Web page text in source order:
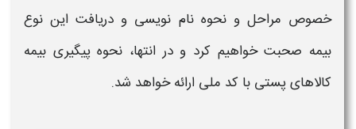
خصوص مراحل و نحوه نام نویسی و دریافت این نوع
بیمه صحبت خواهیم کرد و در انتها، نحوهپیگیری بیمه
کالاهای پستی با کد ملی ارائه خواهد شد.